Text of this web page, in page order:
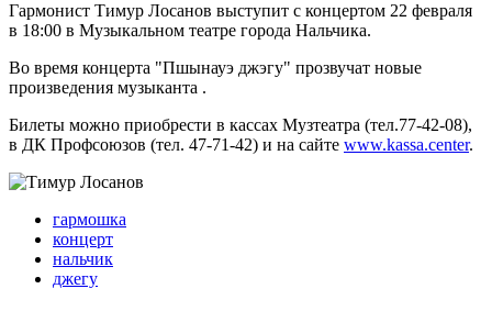
Гармонист Тимур Лосанов выступит с концертом 22 февраля
в 18:00 в Музыкальном театре города Нальчика.
Во время концерта "Пшынауэ джэгу" прозвучат новые
произведения музыканта .
Билеты можно приобрести в кассах Музтеатра (тел.77-42-08),
в ДК Профсоюзов (тел. 47-71-42) и на сайте www.kassa.center.
гармошка
концерт
нальчик
джегу